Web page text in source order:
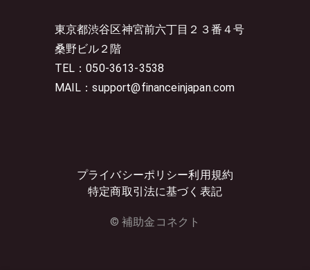
東京都渋谷区神宮前六丁目２３番４号
桑野ビル２階
TEL：050-3613-3538
MAIL：support@financeinjapan.com
プライバシーポリシー利用規約
特定商取引法に基づく表記
© 補助金コネクト